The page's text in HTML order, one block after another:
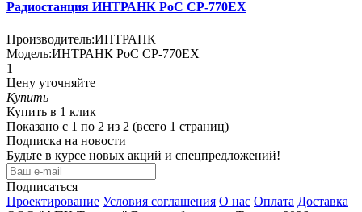
Радиостанция ИНТРАНК PoC СР-770EX
Производитель:ИНТРАНК
Модель:ИНТРАНК PoC СР-770EX
1
Цену уточняйте
Купить
Купить в 1 клик
Показано с 1 по 2 из 2 (всего 1 страниц)
Подписка на новости
Будьте в курсе новых акций и спецпредложений!
Подписаться
Проектирование Условия соглашения О нас Оплата Доставка